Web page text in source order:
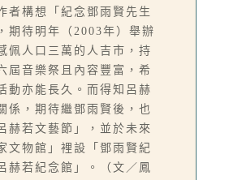
者構想「紀念鄧雨賢先生
期待明年（2003年）舉辦
佩人口三萬的人吉市，持
屆音樂祭且內容豐富，希
動亦能長久。而得知呂赫
係，期待繼鄧雨賢後，也
赫若文藝節」，並於未來
文物館」裡設「鄧雨賢紀
赫若紀念館」。（文／鳳